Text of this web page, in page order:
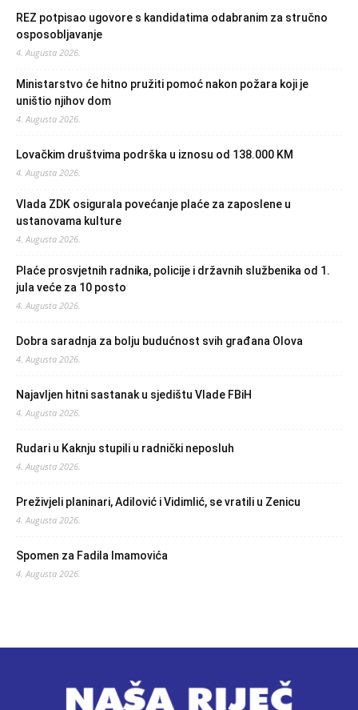
REZ potpisao ugovore s kandidatima odabranim za stručno
osposobljavanje
4. Augusta 2026.
Ministarstvo će hitno pružiti pomoć nakon požara koji je
uništio njihov dom
4. Augusta 2026.
Lovačkim društvima podrška u iznosu od 138.000 KM
4. Augusta 2026.
Vlada ZDK osigurala povećanje plaće za zaposlene u
ustanovama kulture
4. Augusta 2026.
Plaće prosvjetnih radnika, policije i državnih službenika od 1.
jula veće za 10 posto
4. Augusta 2026.
Dobra saradnja za bolju budućnost svih građana Olova
4. Augusta 2026.
Najavljen hitni sastanak u sjedištu Vlade FBiH
4. Augusta 2026.
Rudari u Kaknju stupili u radnički neposluh
4. Augusta 2026.
Preživjeli planinari, Adilović i Vidimlić, se vratili u Zenicu
4. Augusta 2026.
Spomen za Fadila Imamovića
4. Augusta 2026.